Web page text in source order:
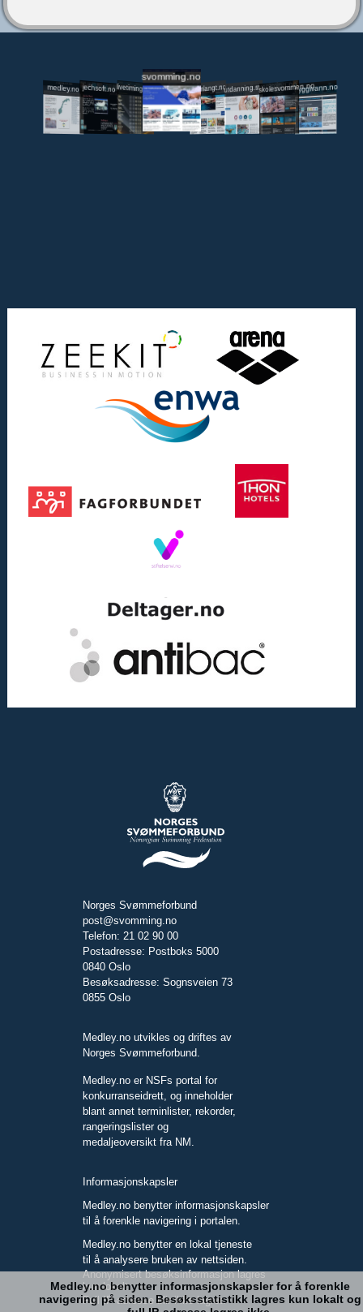
medley.no jechsoft.nolivetiming.medley.no
svomming.no
svomlangt.noutdanning.svomming.no
skolesvommen.notryggivann.no
Norges Svømmeforbund
post@svomming.no
Telefon: 21 02 90 00
Postadresse: Postboks 5000
0840 Oslo
Besøksadresse: Sognsveien 73
0855 Oslo
Medley.no utvikles og driftes av
Norges Svømmeforbund.
Medley.no er NSFs portal for
konkurranseidrett, og inneholder
blant annet terminlister, rekorder,
rangeringslister og
medaljeoversikt fra NM.
Informasjonskapsler
Medley.no benytter informasjonskapsler
til å forenkle navigering i portalen.
Medley.no benytter en lokal tjeneste
til å analysere bruken av nettsiden.
Anonymisert besøksinformasjon lagres
kun lokalt.
Full IP-adresse blir ikke lagret.
Medley.no benytter informasjonskapsler for å forenkle
navigering på siden. Besøksstatistikk lagres kun lokalt og